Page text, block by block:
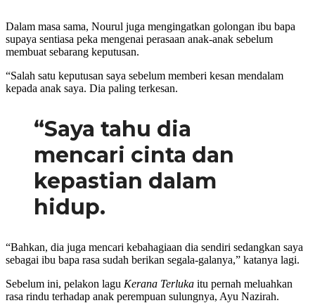
Dalam masa sama, Nourul juga mengingatkan golongan ibu bapa
supaya sentiasa peka mengenai perasaan anak-anak sebelum
membuat sebarang keputusan.
“Salah satu keputusan saya sebelum memberi kesan mendalam
kepada anak saya. Dia paling terkesan.
“Saya tahu dia
mencari cinta dan
kepastian dalam
hidup.
“Bahkan, dia juga mencari kebahagiaan dia sendiri sedangkan saya
sebagai ibu bapa rasa sudah berikan segala-galanya,” katanya lagi.
Sebelum ini, pelakon lagu Kerana Terluka itu pernah meluahkan
rasa rindu terhadap anak perempuan sulungnya, Ayu Nazirah.